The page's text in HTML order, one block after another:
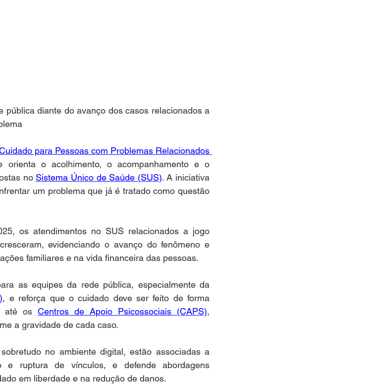
pública diante do avanço dos casos relacionados a
para Pessoas com Problemas Relacionados
orienta o acolhimento, o acompanhamento e o
no Sistema Único de Saúde (SUS). A iniciativa
um problema que já é tratado como questão
os atendimentos no SUS relacionados a jogo
evidenciando o avanço do fenômeno e
familiares e na vida financeira das pessoas.
, e reforça que o cuidado deve ser feito de forma
até os Centros de Apoio Psicossociais (CAPS),
a gravidade de cada caso.
no ambiente digital, estão associadas a
e ruptura de vínculos, e defende abordagens
em liberdade e na redução de danos.